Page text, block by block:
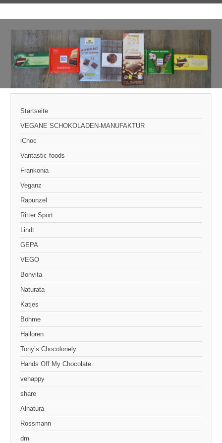
Startseite
VEGANE SCHOKOLADEN-MANUFAKTUR
iChoc
Vantastic foods
Frankonia
Veganz
Rapunzel
Ritter Sport
Lindt
GEPA
VEGO
Bonvita
Naturata
Katjes
Böhme
Halloren
Tony’s Chocolonely
Hands Off My Chocolate
vehappy
share
Alnatura
Rossmann
dm